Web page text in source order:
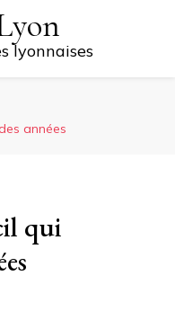
lyonnaises
années
qui